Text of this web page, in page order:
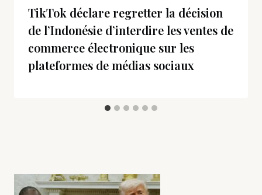
TikTok déclare regretter la décision
de l’Indonésie d’interdire les ventes de
commerce électronique sur les
plateformes de médias sociaux